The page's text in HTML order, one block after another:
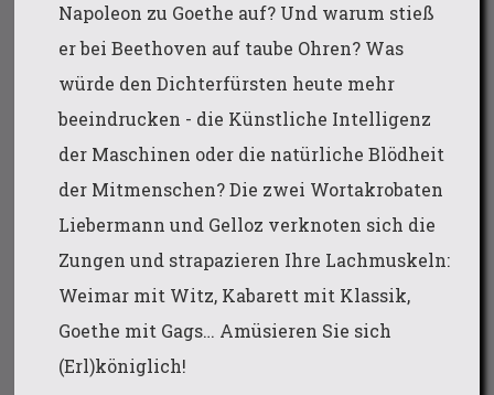
Napoleon zu Goethe auf? Und warum stieß
er bei Beethoven auf taube Ohren? Was
würde den Dichterfürsten heute mehr
beeindrucken - die Künstliche Intelligenz
der Maschinen oder die natürliche Blödheit
der Mitmenschen? Die zwei Wortakrobaten
Liebermann und Gelloz verknoten sich die
Zungen und strapazieren Ihre Lachmuskeln:
Weimar mit Witz, Kabarett mit Klassik,
Goethe mit Gags… Amüsieren Sie sich
(Erl)königlich!